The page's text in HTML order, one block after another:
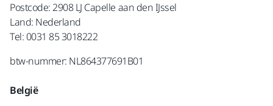
Postcode: 2908 LJ Capelle aan den IJssel
Land: Nederland
Tel: 0031 85 3018222
btw-nummer: NL864377691B01
België